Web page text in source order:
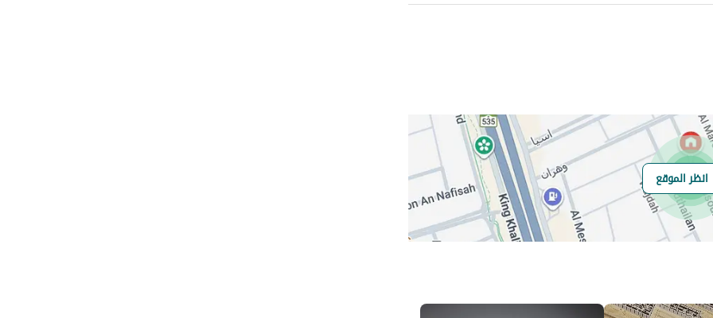
هل يوجد اي التزام
على العقار ؟
لايوجد
مطابقة لكود البناء -
العقار مرهون
لا
انظر الموقع